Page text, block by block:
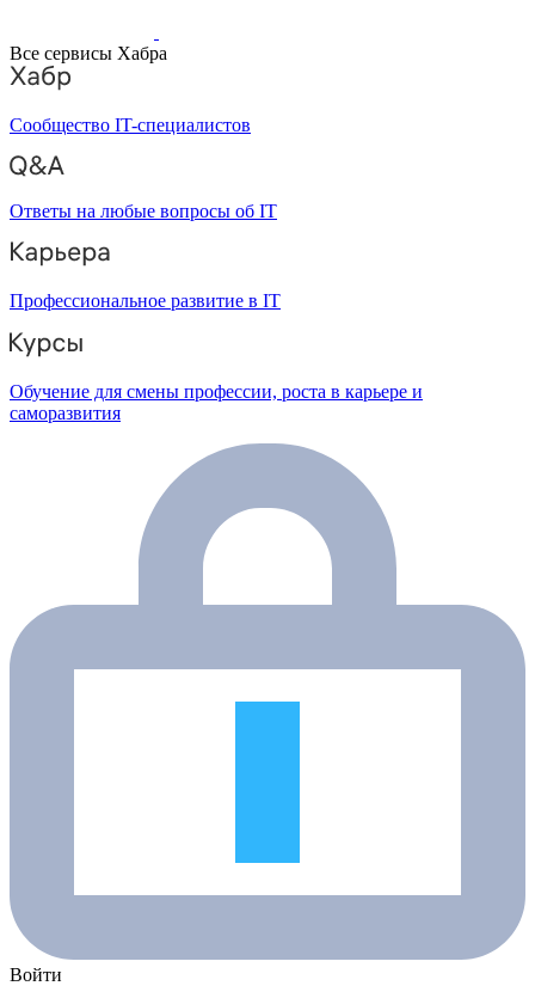
Все сервисы Хабра
Сообщество IT-специалистов
Ответы на любые вопросы об IT
Профессиональное развитие в IT
Обучение для смены профессии, роста в карьере и
саморазвития
Войти